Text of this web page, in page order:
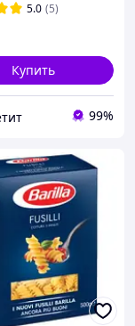
5.0 (5)
Купить
99%